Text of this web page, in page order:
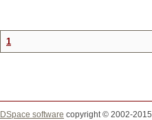
1
DSpace software copyright © 2002-2015